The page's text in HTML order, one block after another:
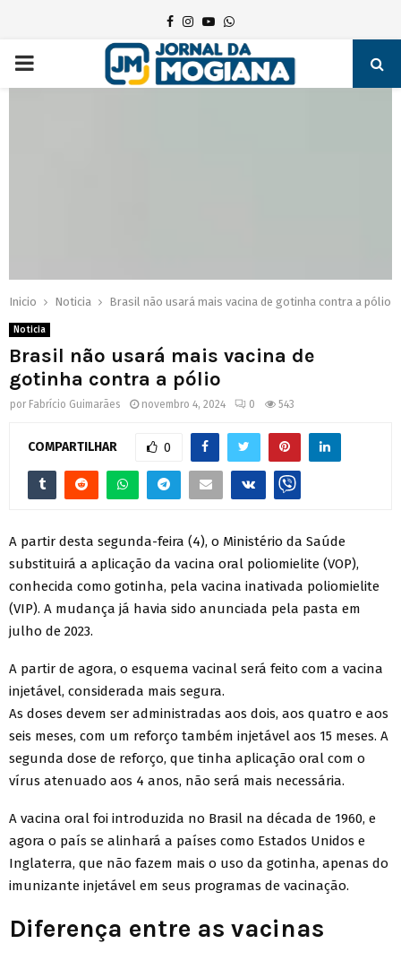
Facebook
Instagram
YoutubeWhatsapp
PRIMARY
Inicio Noticia Brasil não usará mais vacina de gotinha contra a pólio
Noticia
Brasil não usará mais vacina de
gotinha contra a pólio
por Fabrício Guimarães novembro 4, 2024 0 543
COMPARTILHAR 0
A partir desta segunda-feira (4), o Ministério da Saúde
substituirá a aplicação da vacina oral poliomielite (VOP),
conhecida como gotinha, pela vacina inativada poliomielite
(VIP). A mudança já havia sido anunciada pela pasta em
julho de 2023.
A partir de agora, o esquema vacinal será feito com a vacina
injetável, considerada mais segura.
As doses devem ser administradas aos dois, aos quatro e aos
seis meses, com um reforço também injetável aos 15 meses. A
segunda dose de reforço, que tinha aplicação oral com o
vírus atenuado aos 4 anos, não será mais necessária.
A vacina oral foi introduzida no Brasil na década de 1960, e
agora o país se alinhará a países como Estados Unidos e
Inglaterra, que não fazem mais o uso da gotinha, apenas do
imunizante injetável em seus programas de vacinação.
Diferença entre as vacinas